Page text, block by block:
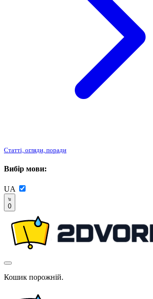
Статті, огляди, поради
Вибір мови:
UA
0
Кошик порожній.